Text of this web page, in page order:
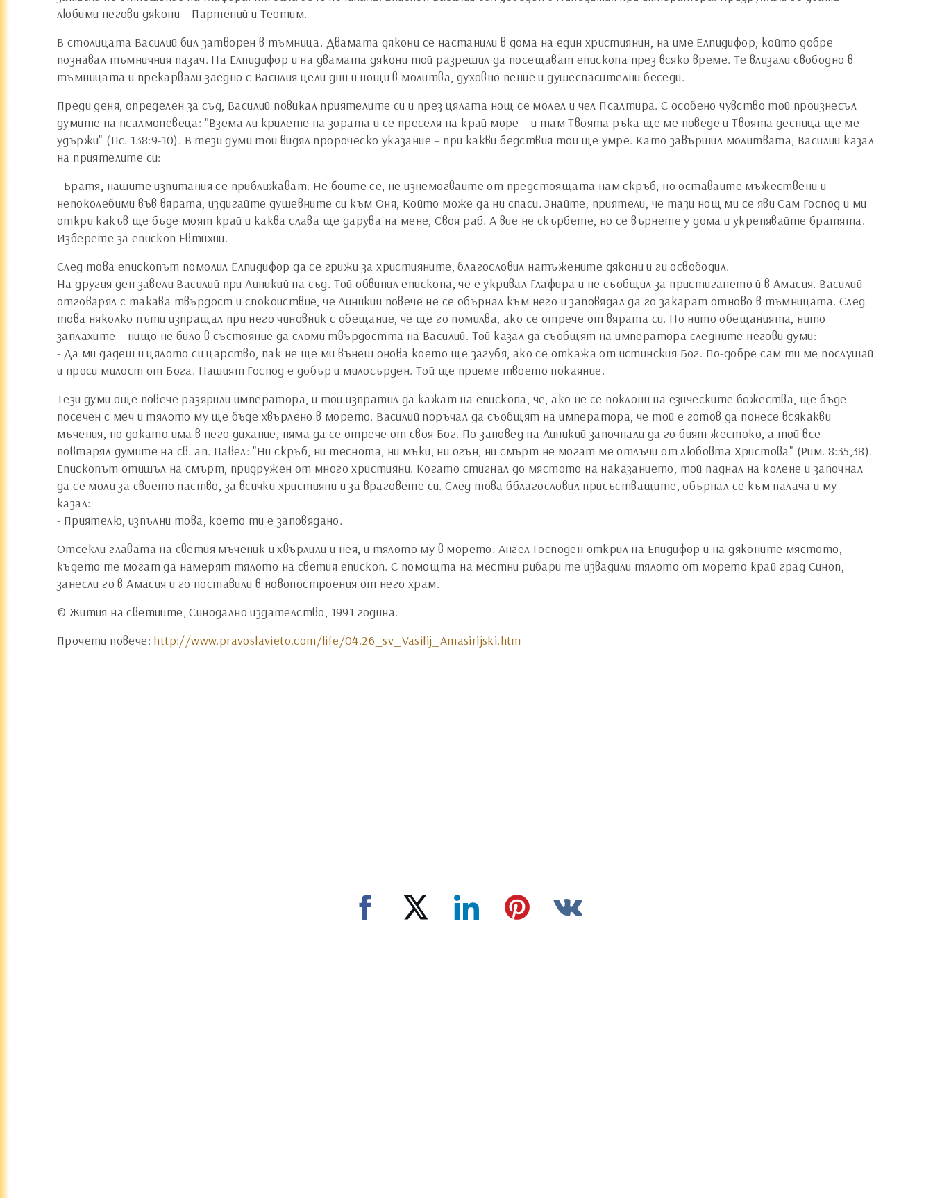
любими негови дякони – Партений и Теотим.
В столицата Василий бил затворен в тъмница. Двамата дякони се настанили в дома на един християнин, на име Елпидифор, който добре
познавал тъмничния пазач. На Елпидифор и на двамата дякони той разрешил да посещават епископа през всяко време. Те влизали свободно в
тъмницата и прекарвали заедно с Василия цели дни и нощи в молитва, духовно пение и душеспасителни беседи.
Преди деня, определен за съд, Василий повикал приятелите си и през цялата нощ се молел и чел Псалтира. С особено чувство той произнесъл
думите на псалмопевеца: "Взема ли крилете на зората и се преселя на край море – и там Твоята ръка ще ме поведе и Твоята десница ще ме
удържи" (Пс. 138:9-10). В тези думи той видял пророческо указание – при какви бедствия той ще умре. Като завършил молитвата, Василий казал
на приятелите си:
- Братя, нашите изпитания се приближават. Не бойте се, не изнемогвайте от предстоящата нам скръб, но оставайте мъжествени и
непоколебими във вярата, издигайте душевните си към Оня, Който може да ни спаси. Знайте, приятели, че тази нощ ми се яви Сам Господ и ми
откри какъв ще бъде моят край и каква слава ще дарува на мене, Своя раб. А вие не скърбете, но се върнете у дома и укрепявайте братята.
Изберете за епископ Евтихий.
След това епископът помолил Елпидифор да се грижи за християните, благословил натъжените дякони и ги освободил.
На другия ден завели Василий при Линикий на съд. Той обвинил епископа, че е укривал Глафира и не съобщил за пристигането й в Амасия. Василий
отговарял с такава твърдост и спокойствие, че Линикий повече не се обърнал към него и заповядал да го закарат отново в тъмницата. След
това няколко пъти изпращал при него чиновник с обещание, че ще го помилва, ако се отрече от вярата си. Но нито обещанията, нито
заплахите – нищо не било в състояние да сломи твърдостта на Василий. Той казал да съобщят на императора следните негови думи:
- Да ми дадеш и цялото си царство, пак не ще ми вънеш онова което ще загубя, ако се откажа от истинския Бог. По-добре сам ти ме послушай
и проси милост от Бога. Нашият Господ е добър и милосърден. Той ще приеме твоето покаяние.
Тези думи още повече разярили императора, и той изпратил да кажат на епископа, че, ако не се поклони на езическите божества, ще бъде
посечен с меч и тялото му ще бъде хвърлено в морето. Василий поръчал да съобщят на императора, че той е готов да понесе всякакви
мъчения, но докато има в него дихание, няма да се отрече от своя Бог. По заповед на Линикий започнали да го бият жестоко, а той все
повтарял думите на св. ап. Павел: "Ни скръб, ни теснота, ни мъки, ни огън, ни смърт не могат ме отлъчи от любовта Христова" (Рим. 8:35,38).
Епископът отишъл на смърт, придружен от много християни. Когато стигнал до мястото на наказанието, той паднал на колене и започнал
да се моли за своето паство, за всички християни и за враговете си. След това бблагословил присъстващите, обърнал се към палача и му
казал:
- Приятелю, изпълни това, което ти е заповядано.
Отсекли главата на светия мъченик и хвърлили и нея, и тялото му в морето. Ангел Господен открил на Епидифор и на дяконите мястото,
където те могат да намерят тялото на светия епископ. С помощта на местни рибари те извадили тялото от морето край град Синоп,
занесли го в Амасия и го поставили в новопостроения от него храм.
© Жития на светиите, Синодално издателство, 1991 година.
Прочети повече: http://www.pravoslavieto.com/life/04.26_sv_Vasilij_Amasirijski.htm